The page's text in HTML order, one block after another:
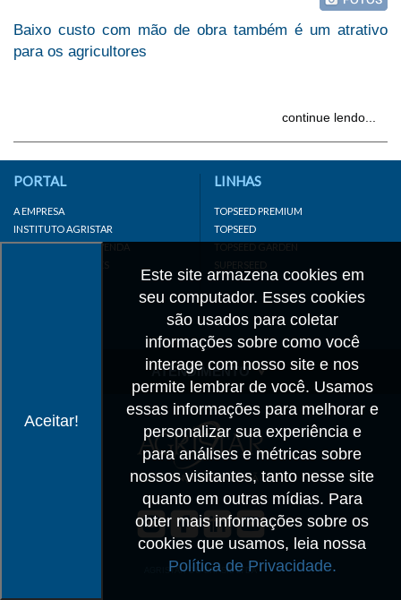
Baixo custo com mão de obra também é um atrativo
para os agricultores
continue lendo...
Aceitar!
Este site armazena cookies em
seu computador. Esses cookies
são usados para coletar
informações sobre como você
interage com nosso site e nos
permite lembrar de você. Usamos
essas informações para melhorar e
personalizar sua experiência e
para análises e métricas sobre
nossos visitantes, tanto nesse site
quanto em outras mídias. Para
obter mais informações sobre os
cookies que usamos, leia nossa
Política de Privacidade.
PORTAL
A EMPRESA
INSTITUTO AGRISTAR
DISTRIBUIDOR/REVENDA
LINKS IMPORTANTES
LINHAS
TOPSEED PREMIUM
TOPSEED
TOPSEED GARDEN
SUPERSEED
ATENDIMENTO
CADASTRO
TRABALHE CONOSCO
AGRISTAR DO BRASIL LTDA